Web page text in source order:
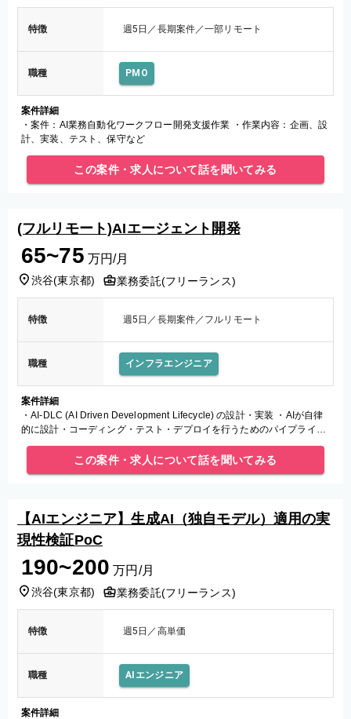
特徴 週5日／長期案件／一部リモート
職種 PMO
案件詳細
・案件：AI業務自動化ワークフロー開発支援作業 ・作業内容：企画、設
計、実装、テスト、保守など
この案件・求人について話を聞いてみる
(フルリモート)AIエージェント開発
65~75 万円/月
渋谷(東京都) 業務委託(フリーランス)
特徴 週5日／長期案件／フルリモート
職種 インフラエンジニア
案件詳細
・AI-DLC (AI Driven Development Lifecycle) の設計・実装 ・AIが自律
的に設計・コーディング・テスト・デプロイを行うためのパイプライン
設計 ・Web開発AIエー
この案件・求人について話を聞いてみる
【AIエンジニア】生成AI（独自モデル）適用の実
現性検証PoC
190~200 万円/月
渋谷(東京都) 業務委託(フリーランス)
特徴 週5日／高単価
職種 AIエンジニア
案件詳細